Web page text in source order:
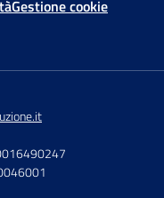
Gestione cookie